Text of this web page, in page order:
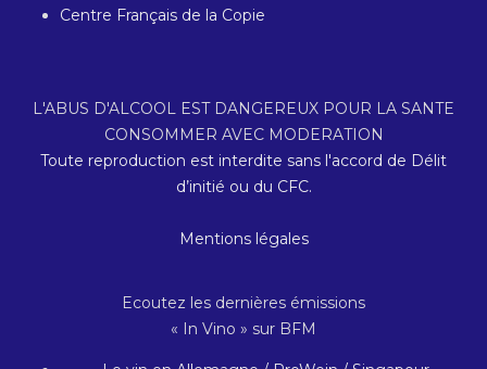
Centre Français de la Copie
L'ABUS D'ALCOOL EST DANGEREUX POUR LA SANTE
CONSOMMER AVEC MODERATION
Toute reproduction est interdite sans l'accord de Délit
d’initié ou du CFC.
Mentions légales
Ecoutez les dernières émissions
« In Vino » sur BFM